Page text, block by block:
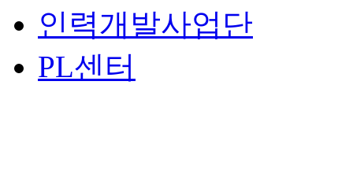
인력개발사업단
PL센터